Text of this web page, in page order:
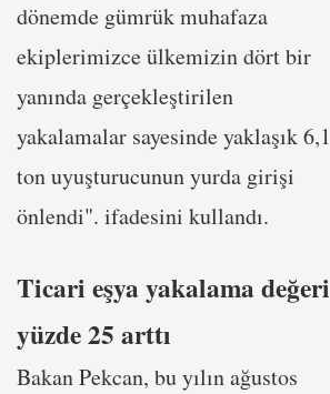
dönemde gümrük muhafaza
ekiplerimizce ülkemizin dört bir
yanında gerçekleştirilen
yakalamalar sayesinde yaklaşık 6,1
ton uyuşturucunun yurda girişi
önlendi". ifadesini kullandı.
Ticari eşya yakalama değeri
yüzde 25 arttı
Bakan Pekcan, bu yılın ağustos